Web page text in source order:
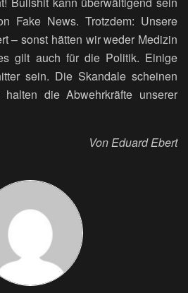
Fake News. Trotzdem: Unsere
– sonst hätten wir weder Medizin
gilt auch für die Politik. Einige
sein. Die Skandale scheinen
die Abwehrkräfte unserer
Von Eduard Ebert